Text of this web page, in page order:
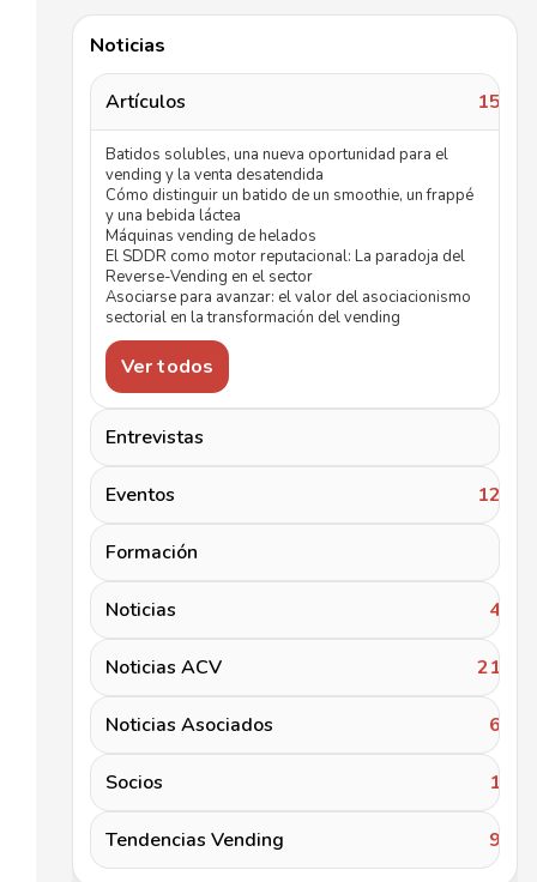
Noticias
Artículos 157
Batidos solubles, una nueva oportunidad para el
vending y la venta desatendida
Cómo distinguir un batido de un smoothie, un frappé
y una bebida láctea
Máquinas vending de helados
El SDDR como motor reputacional: La paradoja del
Reverse-Vending en el sector
Asociarse para avanzar: el valor del asociacionismo
sectorial en la transformación del vending
Ver todos
Entrevistas
Eventos 122
Formación
Noticias 46
Noticias ACV 217
Noticias Asociados 62
Socios 19
Tendencias Vending 96